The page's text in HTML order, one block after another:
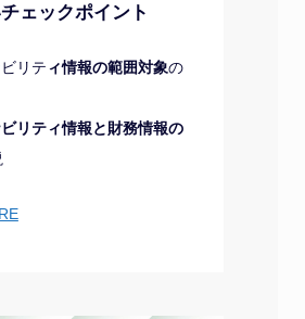
ェックポイント
リティ情報の範囲対象の
リティ情報と財務情報の